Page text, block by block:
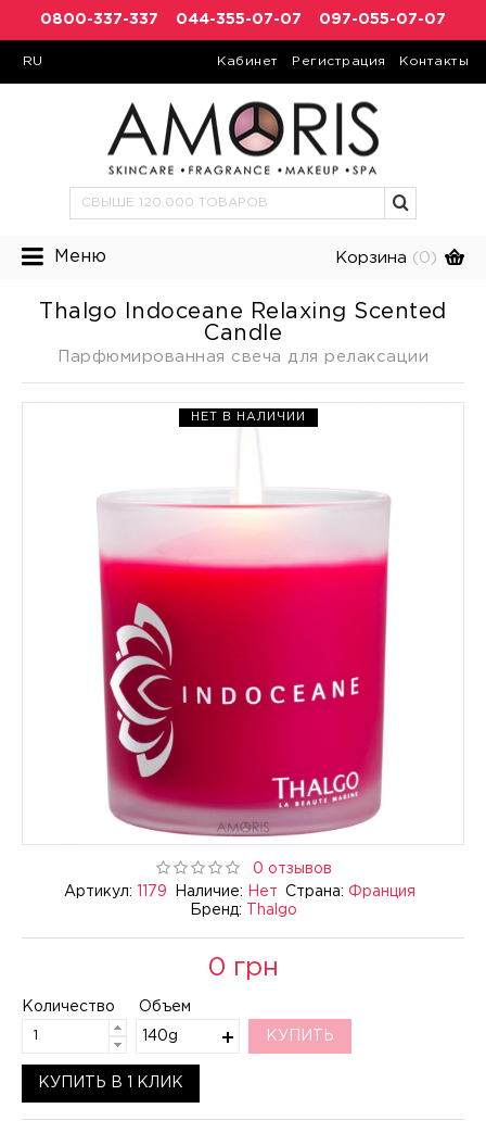
0800-337-337 044-355-07-07 097-055-07-07
RU Кабинет Регистрация Контакты
Меню Корзина (0)
Thalgo Indoceane Relaxing Scented
Candle
Парфюмированная свеча для релаксации
НЕТ В НАЛИЧИИ
Артикул: 1179 Наличие: Нет Страна: Франция
Бренд:
Thalgo
0 отзывов
0 грн
Количество Объем
140g КУПИТЬ
КУПИТЬ В 1 КЛИК